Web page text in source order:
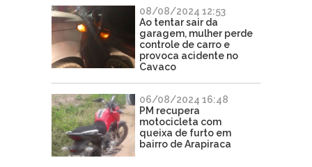
08/08/2024 12:53
Ao tentar sair da
garagem, mulher perde
controle de carro e
provoca acidente no
Cavaco
06/08/2024 16:48
PM recupera
motocicleta com
queixa de furto em
bairro de Arapiraca